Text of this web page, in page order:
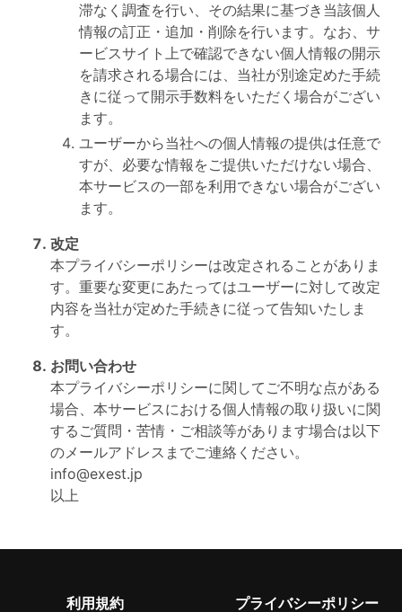
滞なく調査を行い、その結果に基づき当該個人
情報の訂正・追加・削除を行います。なお、サ
ービスサイト上で確認できない個人情報の開示
を請求される場合には、当社が別途定めた手続
きに従って開示手数料をいただく場合がござい
ます。
ユーザーから当社への個人情報の提供は任意で
すが、必要な情報をご提供いただけない場合、
本サービスの一部を利用できない場合がござい
ます。
改定
本プライバシーポリシーは改定されることがありま
す。重要な変更にあたってはユーザーに対して改定
内容を当社が定めた手続きに従って告知いたしま
す。
お問い合わせ
本プライバシーポリシーに関してご不明な点がある
場合、本サービスにおける個人情報の取り扱いに関
するご質問・苦情・ご相談等があります場合は以下
のメールアドレスまでご連絡ください。
info@exest.jp
以上
利用規約 プライバシーポリシー